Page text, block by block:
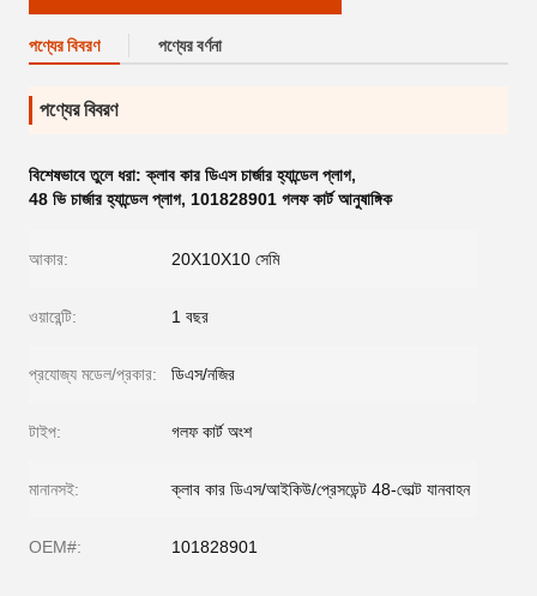
পণ্যের বিবরণ পণ্যের বর্ণনা
পণ্যের বিবরণ
বিশেষভাবে তুলে ধরা:ক্লাব কার ডিএস চার্জার হ্যান্ডেল প্লাগ,
48 ভি চার্জার হ্যান্ডেল প্লাগ, 101828901 গলফ কার্ট আনুষাঙ্গিক
আকার: 20X10X10 সেমি
ওয়ারেন্টি: 1 বছর
প্রযোজ্য মডেল/প্রকার: ডিএস/নজির
টাইপ: গলফ কার্ট অংশ
মানানসই: ক্লাব কার ডিএস/আইকিউ/প্রেসডেন্ট 48-ভোল্ট যানবাহন
OEM#: 101828901